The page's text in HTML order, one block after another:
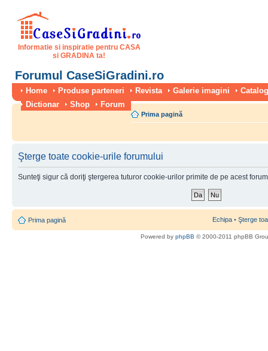
Informatie si inspiratie pentru CASA
si GRADINA ta!
Forumul CaseSiGradini.ro
Home Produse parteneri Revista Galerie imagini
Dictionar
Shop Forum
Prima pagină
Şterge toate cookie-urile forumului
Sunteţi sigur că doriţi ştergerea tuturor cookie-urilor primite de pe acest
Prima pagină Echipa • Şterge
Powered by phpBB © 2000-2011 phpBB